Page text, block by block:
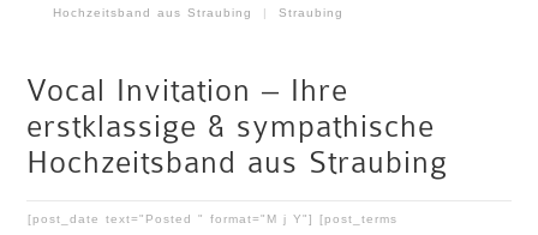
Hochzeitsband aus Straubing
| Straubing
Vocal Invitation – Ihre
erstklassige & sympathische
Hochzeitsband aus Straubing
[post_date text="Posted " format="M j Y"] [post_terms